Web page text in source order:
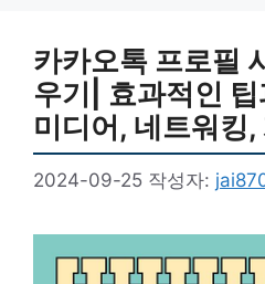
카카오톡 프로필
우기| 효과적인
미디어, 네트워킹,
2024-09-25 작성자: